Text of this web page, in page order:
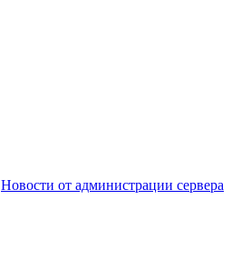
Новости от администрации сервера